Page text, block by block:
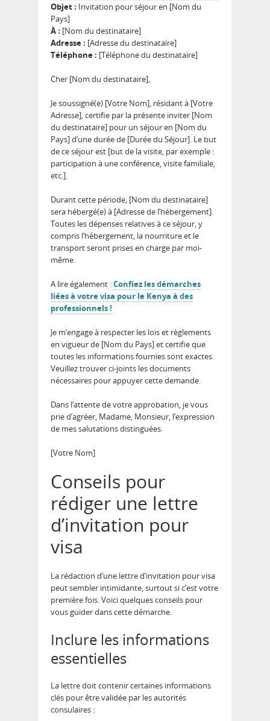
Objet : Invitation pour séjour en [Nom du
Pays]
À : [Nom du destinataire]
Adresse : [Adresse du destinataire]
Téléphone : [Téléphone du destinataire]
Cher [Nom du destinataire],
Je soussigné(e) [Votre Nom], résidant à [Votre
Adresse], certifie par la présente inviter [Nom
du destinataire] pour un séjour en [Nom du
Pays] d’une durée de [Durée du Séjour]. Le but
de ce séjour est [but de la visite, par exemple :
participation à une conférence, visite familiale,
etc.].
Durant cette période, [Nom du destinataire]
sera hébergé(e) à [Adresse de l’hébergement].
Toutes les dépenses relatives à ce séjour, y
compris l’hébergement, la nourriture et le
transport seront prises en charge par moi-
même.
A lire également :Confiez les démarches
liées à votre visa pour le Kenya à des
professionnels !
Je m’engage à respecter les lois et règlements
en vigueur de [Nom du Pays] et certifie que
toutes les informations fournies sont exactes.
Veuillez trouver ci-joints les documents
nécessaires pour appuyer cette demande.
Dans l’attente de votre approbation, je vous
prie d’agréer, Madame, Monsieur, l’expression
de mes salutations distinguées.
[Votre Nom]
Conseils pour
rédiger une lettre
d’invitation pour
visa
La rédaction d’une lettre d’invitation pour visa
peut sembler intimidante, surtout si c’est votre
première fois. Voici quelques conseils pour
vous guider dans cette démarche.
Inclure les informations
essentielles
La lettre doit contenir certaines informations
clés pour être validée par les autorités
consulaires :